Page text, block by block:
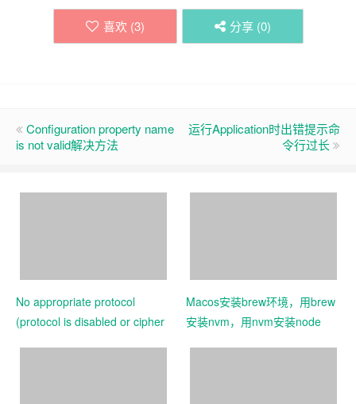
喜欢 (3) 分享 (0)
Configuration property name
is not valid解决方法
运行Application时出错提示命
令行过长
No appropriate protocol
(protocol is disabled or cipher
Macos安装brew环境，用brew
安装nvm，用nvm安装node